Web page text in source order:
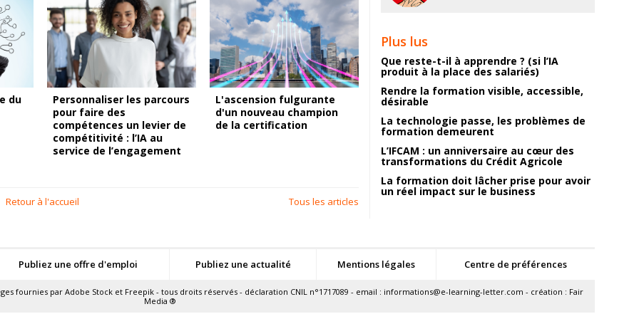
confidentialité, en garantissant la conformité avec les réglementations. Personnalisez vos préférences pour contrôler la manière dont
du
Personnaliser les parcours
pour faire des
compétences un levier de
compétitivité : l’IA au
service de l’engagement
L'ascension fulgurante
d'un nouveau champion
de la certification
Retour à l'accueil Tous les articles
Plus lus
Que reste-t-il à apprendre ? (si l’IA
produit à la place des salariés)
Rendre la formation visible, accessible,
désirable
La technologie passe, les problèmes de
formation demeurent
L’IFCAM : un anniversaire au cœur des
transformations du Crédit Agricole
La formation doit lâcher prise pour avoir
un réel impact sur le business
Publiez une offre d'emploi Publiez une actualité Mentions légales Centre de préférences
fournies par Adobe Stocket Freepik- tous droits réservés - déclaration CNIL n°1717089 - email : informations@e-learning-letter.com - création : Fair
Media ®